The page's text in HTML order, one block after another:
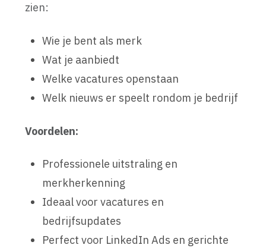
zien:
Wie je bent als merk
Wat je aanbiedt
Welke vacatures openstaan
Welk nieuws er speelt rondom je bedrijf
Voordelen:
Professionele uitstraling en
merkherkenning
Ideaal voor vacatures en
bedrijfsupdates
Perfect voor LinkedIn Ads en gerichte